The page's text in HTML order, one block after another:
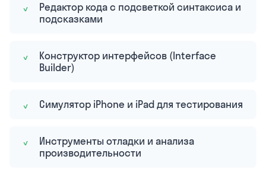
Редактор кода с подсветкой синтаксиса и
подсказками
Конструктор интерфейсов (Interface
Builder)
Симулятор iPhone и iPad для тестирования
Инструменты отладки и анализа
производительности